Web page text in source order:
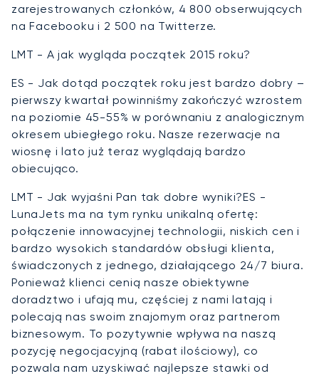
zarejestrowanych członków, 4 800 obserwujących
na Facebooku i 2 500 na Twitterze.
LMT - A jak wygląda początek 2015 roku?
ES - Jak dotąd początek roku jest bardzo dobry –
pierwszy kwartał powinniśmy zakończyć wzrostem
na poziomie 45-55% w porównaniu z analogicznym
okresem ubiegłego roku. Nasze rezerwacje na
wiosnę i lato już teraz wyglądają bardzo
obiecująco.
LMT - Jak wyjaśni Pan tak dobre wyniki?ES -
LunaJets ma na tym rynku unikalną ofertę:
połączenie innowacyjnej technologii, niskich cen i
bardzo wysokich standardów obsługi klienta,
świadczonych z jednego, działającego 24/7 biura.
Ponieważ klienci cenią nasze obiektywne
doradztwo i ufają mu, częściej z nami latają i
polecają nas swoim znajomym oraz partnerom
biznesowym. To pozytywnie wpływa na naszą
pozycję negocjacyjną (rabat ilościowy), co
pozwala nam uzyskiwać najlepsze stawki od